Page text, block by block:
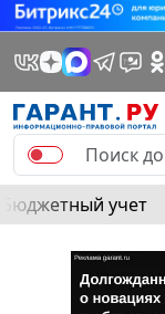
Бюджетный учет